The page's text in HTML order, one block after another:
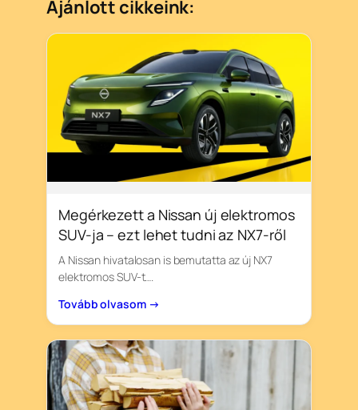
Ajánlott cikkeink:
Megérkezett a Nissan új elektromos
SUV-ja – ezt lehet tudni az NX7-ről
A Nissan hivatalosan is bemutatta az új NX7
elektromos SUV-t….
Tovább olvasom →